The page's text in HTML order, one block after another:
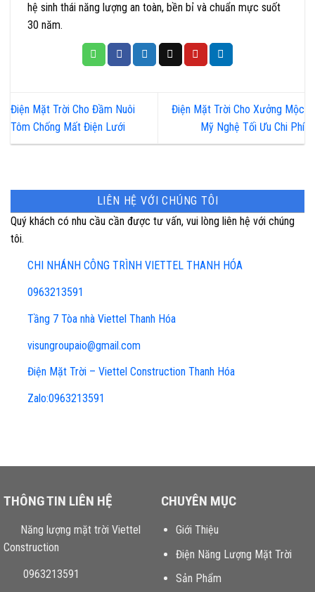
hệ sinh thái năng lượng an toàn, bền bỉ và chuẩn mực suốt
30 năm.
Điện Mặt Trời Cho Đầm Nuôi
Tôm Chống Mất Điện Lưới
Điện Mặt Trời Cho Xưởng Mộc
Mỹ Nghệ Tối Ưu Chi Phí
LIÊN HỆ VỚI CHÚNG TÔI
Quý khách có nhu cầu cần được tư vấn, vui lòng liên hệ với chúng
tôi.
CHI NHÁNH CÔNG TRÌNH VIETTEL THANH HÓA
0963213591
Tầng 7 Tòa nhà Viettel Thanh Hóa
visungroupaio@gmail.com
Điện Mặt Trời – Viettel Construction Thanh Hóa
Zalo:0963213591
THÔNG TIN LIÊN HỆ
Năng lượng mặt trời Viettel
Construction
0963213591
CHUYÊN MỤC
Giới Thiệu
Điện Năng Lượng Mặt Trời
Sản Phẩm